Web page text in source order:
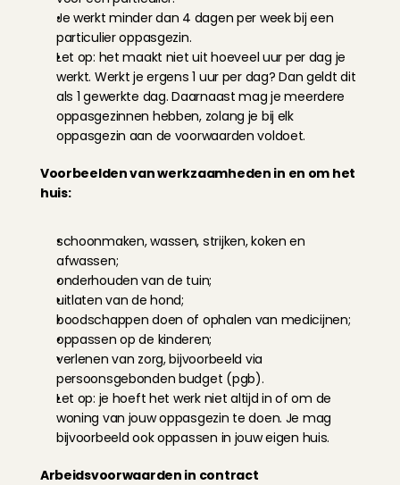
Je werkt minder dan 4 dagen per week bij een
particulier oppasgezin.
Let op: het maakt niet uit hoeveel uur per dag je
werkt. Werkt je ergens 1 uur per dag? Dan geldt dit
als 1 gewerkte dag. Daarnaast mag je meerdere
oppasgezinnen hebben, zolang je bij elk
oppasgezin aan de voorwaarden voldoet.
Voorbeelden van werkzaamheden in en om het
huis:
schoonmaken, wassen, strijken, koken en
afwassen;
onderhouden van de tuin;
uitlaten van de hond;
boodschappen doen of ophalen van medicijnen;
oppassen op de kinderen;
verlenen van zorg, bijvoorbeeld via
persoonsgebonden budget (pgb).
Let op: je hoeft het werk niet altijd in of om de
woning van jouw oppasgezin te doen. Je mag
bijvoorbeeld ook oppassen in jouw eigen huis.
Arbeidsvoorwaarden in contract